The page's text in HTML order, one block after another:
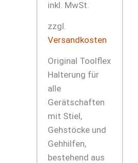
inkl. MwSt.
zzgl.
Versandkosten
Original Toolflex
Halterung für
alle
Gerätschaften
mit Stiel,
Gehstöcke und
Gehhilfen,
bestehend aus